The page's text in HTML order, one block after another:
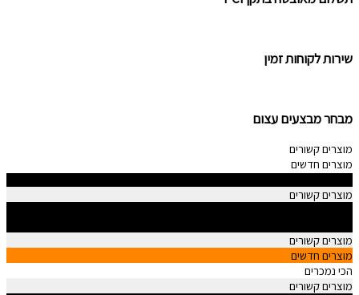
שירות לקוחות זמין
מבחר מבצעים עצום
מוצרים קשורים
מוצרים חדשים
מוצרים קשורים
מוצרים קשורים
מוצרים חדשים
הכי נמכרים
מוצרים קשורים